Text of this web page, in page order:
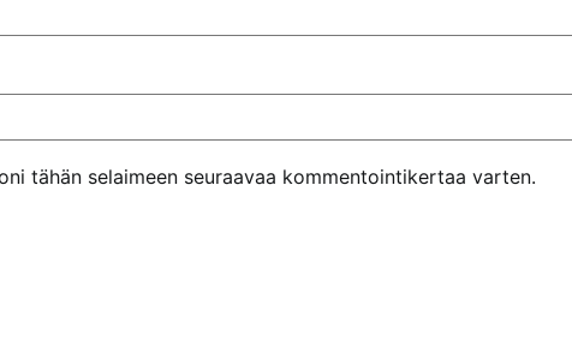
tähän selaimeen seuraavaa kommentointikertaa varten.